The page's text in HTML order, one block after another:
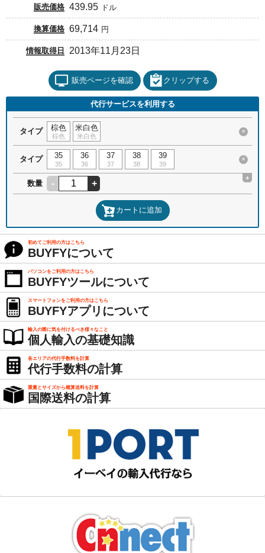
販売価格 439.95 ドル
換算価格 69,714 円
情報取得日 2013年11月23日
販売ページを確認 クリップする
代行サービスを利用する
タイプ 棕色
棕色
米白色
米白色
×
タイプ 35
35
36
36
37
37
38
38
39
39
×
数量 - +
+
カートに追加
初めてご利用の方はこちら
BUYFYについて
パソコンをご利用の方はこちら
BUYFYツールについて
スマートフォンをご利用の方はこちら
BUYFYアプリについて
輸入の際に気を付けるべき様々なこと
個人輸入の基礎知識
各エリアの代行手数料を計算
代行手数料の計算
重量とサイズから概算送料を計算
国際送料の計算